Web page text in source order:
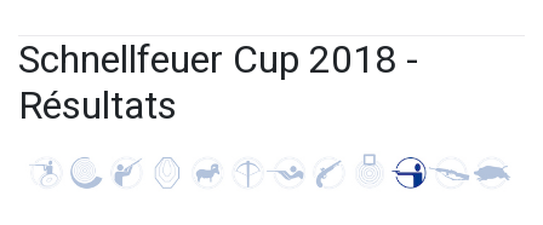
Schnellfeuer Cup 2018 -
Résultats